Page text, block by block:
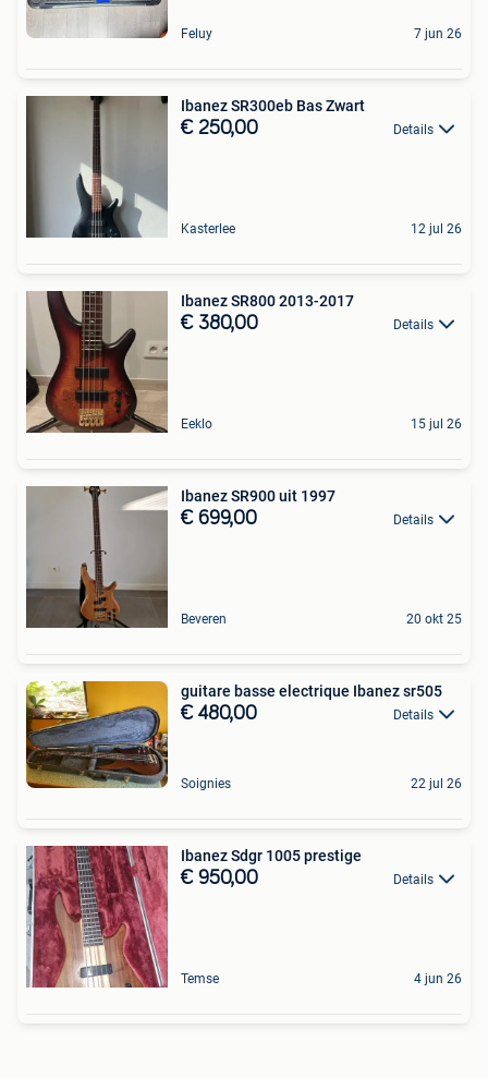
Feluy 7 jun 26
Ibanez SR300eb Bas Zwart
€ 250,00 Details
Kasterlee 12 jul 26
Ibanez SR800 2013-2017
€ 380,00 Details
Eeklo 15 jul 26
Ibanez SR900 uit 1997
€ 699,00 Details
Beveren 20 okt 25
guitare basse electrique Ibanez sr505
€ 480,00 Details
Soignies 22 jul 26
Ibanez Sdgr 1005 prestige
€ 950,00 Details
Temse 4 jun 26